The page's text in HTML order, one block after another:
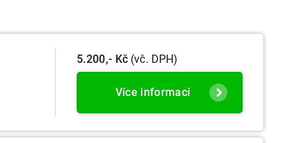
5.200,- Kč (vč. DPH)
Více informací